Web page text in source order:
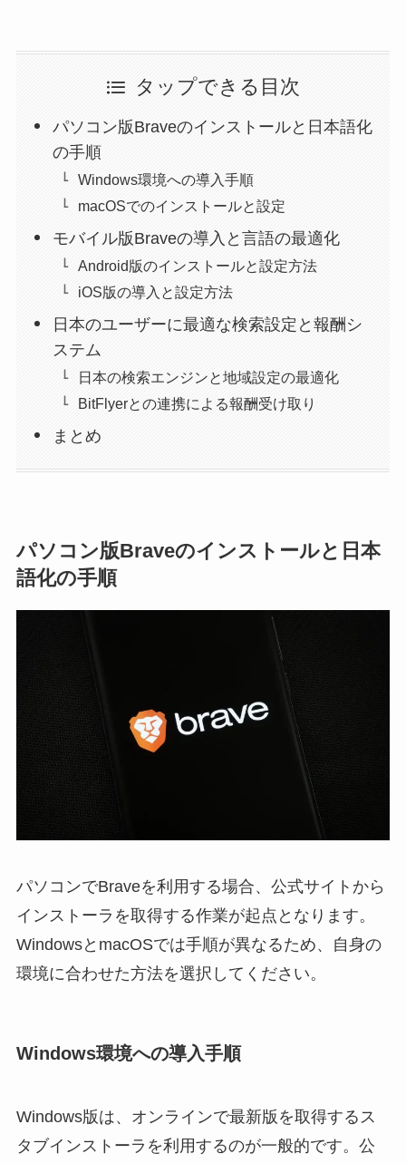
タップできる目次
パソコン版Braveのインストールと日本語化
の手順
Windows環境への導入手順
macOSでのインストールと設定
モバイル版Braveの導入と言語の最適化
Android版のインストールと設定方法
iOS版の導入と設定方法
日本のユーザーに最適な検索設定と報酬シ
ステム
日本の検索エンジンと地域設定の最適化
BitFlyerとの連携による報酬受け取り
まとめ
パソコン版Braveのインストールと日本
語化の手順
パソコンでBraveを利用する場合、公式サイトから
インストーラを取得する作業が起点となります。
WindowsとmacOSでは手順が異なるため、自身の
環境に合わせた方法を選択してください。
Windows環境への導入手順
Windows版は、オンラインで最新版を取得するス
タブインストーラを利用するのが一般的です。公